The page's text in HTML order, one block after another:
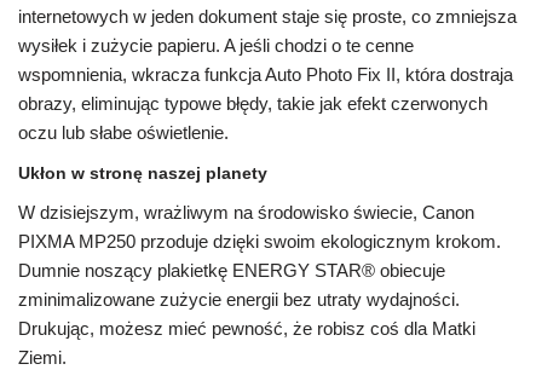
internetowych w jeden dokument staje się proste, co zmniejsza
wysiłek i zużycie papieru. A jeśli chodzi o te cenne
wspomnienia, wkracza funkcja Auto Photo Fix II, która dostraja
obrazy, eliminując typowe błędy, takie jak efekt czerwonych
oczu lub słabe oświetlenie.
Ukłon w stronę naszej planety
W dzisiejszym, wrażliwym na środowisko świecie, Canon
PIXMA MP250 przoduje dzięki swoim ekologicznym krokom.
Dumnie noszący plakietkę ENERGY STAR® obiecuje
zminimalizowane zużycie energii bez utraty wydajności.
Drukując, możesz mieć pewność, że robisz coś dla Matki
Ziemi.